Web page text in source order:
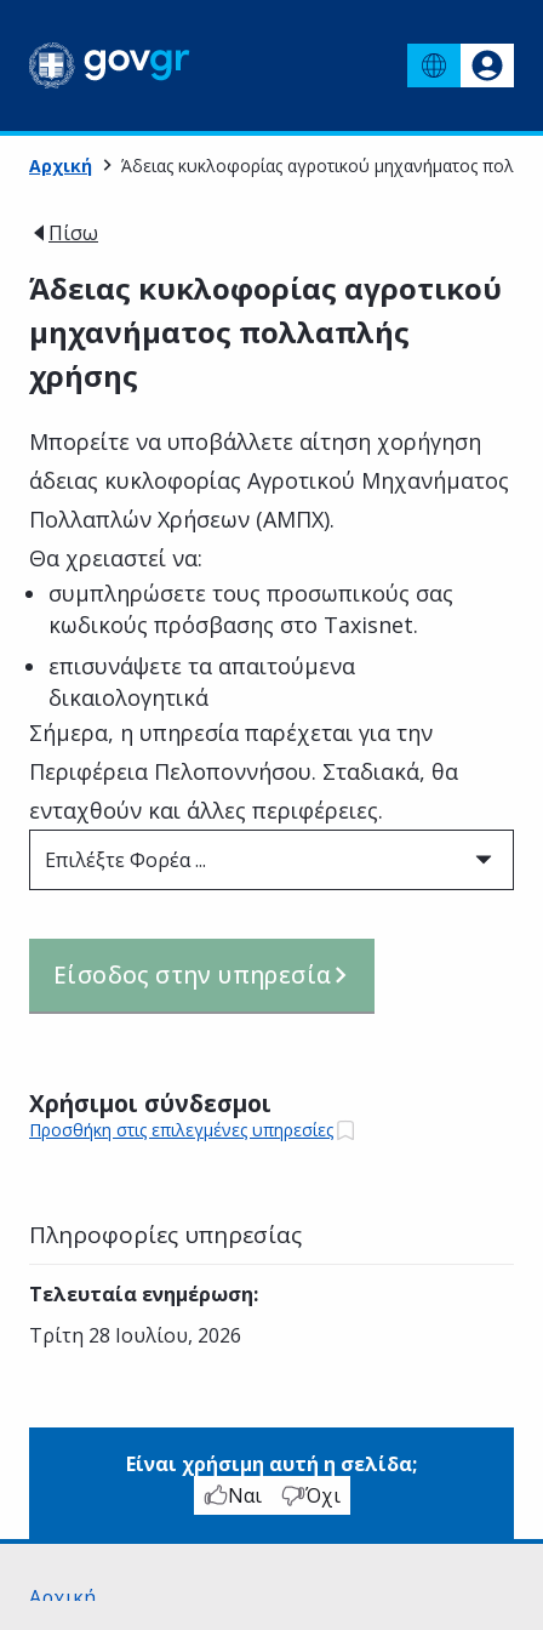
Αρχική Άδειας κυκλοφορίας αγροτικού μηχανήματος
Πίσω
Άδειας κυκλοφορίας αγροτικού
μηχανήματος πολλαπλής
χρήσης
Μπορείτε να υποβάλλετε αίτηση χορήγηση
άδειας κυκλοφορίας Αγροτικού Μηχανήματος
Πολλαπλών Χρήσεων (ΑΜΠΧ).
Θα χρειαστεί να:
συμπληρώσετε τους προσωπικούς σας
κωδικούς πρόσβασης στο Taxisnet.
επισυνάψετε τα απαιτούμενα
δικαιολογητικά
Σήμερα, η υπηρεσία παρέχεται για την
Περιφέρεια Πελοποννήσου. Σταδιακά, θα
ενταχθούν και άλλες περιφέρειες.
Επιλέξτε Φορέα ...
Είσοδος στην υπηρεσία
Χρήσιμοι σύνδεσμοι
Προσθήκη στις επιλεγμένες υπηρεσίες
Πληροφορίες υπηρεσίας
Τελευταία ενημέρωση:
Τρίτη 28 Ιουλίου, 2026
Είναι χρήσιμη αυτή η σελίδα;
Ναι
Όχι
Αρχική